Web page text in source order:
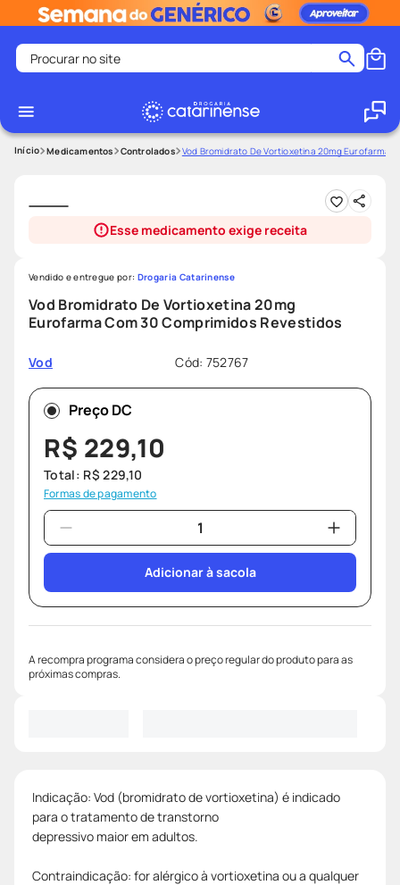
Procurar no site
1
2º
medley
4º
protetor solar facial
shampoo
8º
sabonete liquido
Medicamentos Controlados Vod Bromidrato De Vortioxetina 20mg Eurofarma
Esse medicamento exige receita
Vod Bromidrato De Vortioxetina 20mg
Eurofarma Com 30 Comprimidos Revestidos
Vod Cód: 752767
Vendido e entregue por: Drogaria Catarinense
Preço DC
R$ 229,10
Total: R$ 229,10
Formas de pagamento
Adicionar à sacola
A recompra programa considera o preço regular do produto para as
próximas compras.
Indicação: Vod (bromidrato de vortioxetina) é indicado
para o tratamento de transtorno
depressivo maior em adultos.
Contraindicação: for alérgico à vortioxetina ou a qualquer